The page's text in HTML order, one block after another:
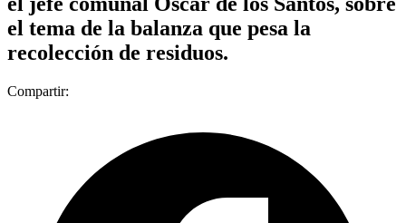
el tema de la balanza que pesa la
recolección de residuos.
Compartir: